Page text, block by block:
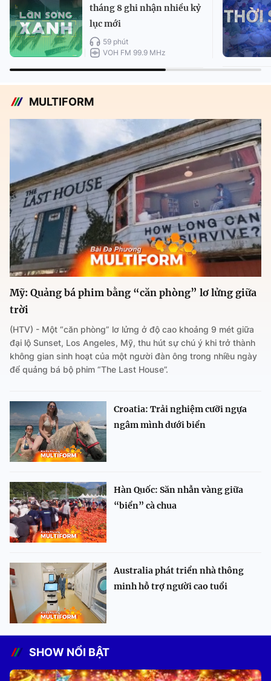
tháng 8 ghi nhận nhiều kỷ
lục mới
59 phút
VOH FM 99.9 MHz
MULTIFORM
Mỹ: Quảng bá phim bằng “căn phòng” lơ lửng giữa
trời
(HTV) - Một “căn phòng” lơ lửng ở độ cao khoảng 9 mét giữa
đại lộ Sunset, Los Angeles, Mỹ, thu hút sự chú ý khi trở thành
không gian sinh hoạt của một người đàn ông trong nhiều ngày
để quảng bá bộ phim “The Last House”.
Croatia: Trải nghiệm cưỡi ngựa
ngâm mình dưới biển
Hàn Quốc: Săn nhẫn vàng giữa
“biển” cà chua
Australia phát triển nhà thông
minh hỗ trợ người cao tuổi
SHOW NỔI BẬT